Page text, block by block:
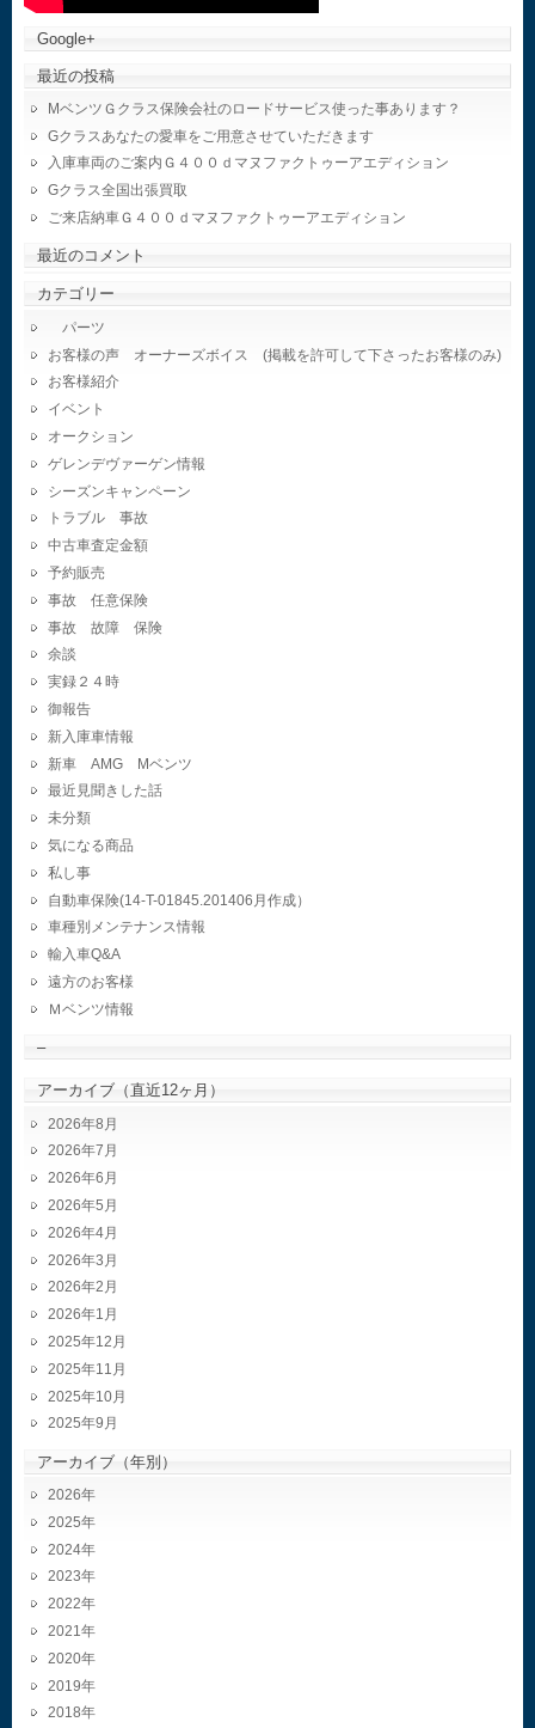
Google+
最近の投稿
MベンツＧクラス保険会社のロードサービス使った事あります？
Gクラスあなたの愛車をご用意させていただきます
入庫車両のご案内Ｇ４００ｄマヌファクトゥーアエディション
Gクラス全国出張買取
ご来店納車Ｇ４００ｄマヌファクトゥーアエディション
最近のコメント
カテゴリー
パーツ
お客様の声 オーナーズボイス (掲載を許可して下さったお客様のみ)
お客様紹介
イベント
オークション
ゲレンデヴァーゲン情報
シーズンキャンペーン
トラブル 事故
中古車査定金額
予約販売
事故 任意保険
事故 故障 保険
余談
実録２４時
御報告
新入庫車情報
新車 AMG Mベンツ
最近見聞きした話
未分類
気になる商品
私し事
自動車保険(14-T-01845.201406月作成）
車種別メンテナンス情報
輸入車Q&A
遠方のお客様
Ｍベンツ情報
–
アーカイブ（直近12ヶ月）
2026年8月
2026年7月
2026年6月
2026年5月
2026年4月
2026年3月
2026年2月
2026年1月
2025年12月
2025年11月
2025年10月
2025年9月
アーカイブ（年別）
2026
2025
2024
2023
2022
2021
2020
2019
2018